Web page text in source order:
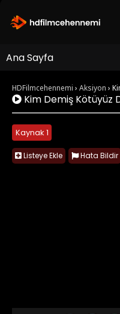
Ana Sayfa
HDFilmcehennemi › Aksiyon ›
Kim Demiş Kötüyüz
Kaynak 1
Listeye Ekle Hata Bildir